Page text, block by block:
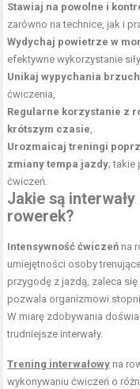
Stawiaj na powolne i
zarówno na technice, jak i
Wydychaj powietrze w
efektywne wykorzystanie
Unikaj wypychania
ćwiczenia,
Regularne korzystanie z
krótszym czasie,
Urozmaicaj treningi
zmiany tempa jazdy; takie
ćwiczeń.
Jakie są
rowerek?
Intensywność ćwiczeń na
umiejętności osoby
przygodę z jazdą, zaleca się
pozwala organizmowi
W miarę zdobywania
trudniejsze interwały.
Trening interwałowy na
wykonywaniu ćwiczeń o